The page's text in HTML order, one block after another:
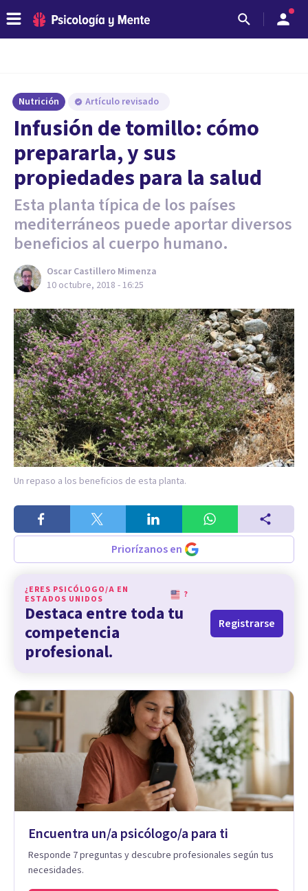
Nutrición Artículo revisado
Infusión de tomillo: cómo
prepararla, y sus
propiedades para la salud
Esta planta típica de los países
mediterráneos puede aportar diversos
beneficios al cuerpo humano.
Oscar Castillero Mimenza
10 octubre, 2018 - 16:25
Un repaso a los beneficios de esta planta.
Priorízanos en
¿ERES PSICÓLOGO/A EN
ESTADOS UNIDOS
?
Destaca entre toda tu
competencia
profesional.
Registrarse
Encuentra un/a psicólogo/a para ti
Responde 7 preguntas y descubre profesionales según tus
necesidades.